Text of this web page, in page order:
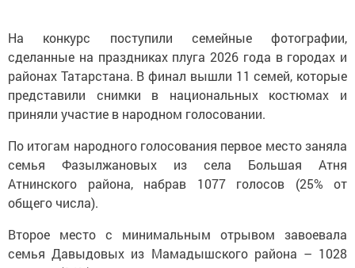
На конкурс поступили семейные фотографии,
сделанные на праздниках плуга 2026 года в городах и
районах Татарстана. В финал вышли 11 семей, которые
представили снимки в национальных костюмах и
приняли участие в народном голосовании.
По итогам народного голосования первое место заняла
семья Фазылжановых из села Большая Атня
Атнинского района, набрав 1077 голосов (25% от
общего числа).
Второе место с минимальным отрывом завоевала
семья Давыдовых из Мамадышского района – 1028